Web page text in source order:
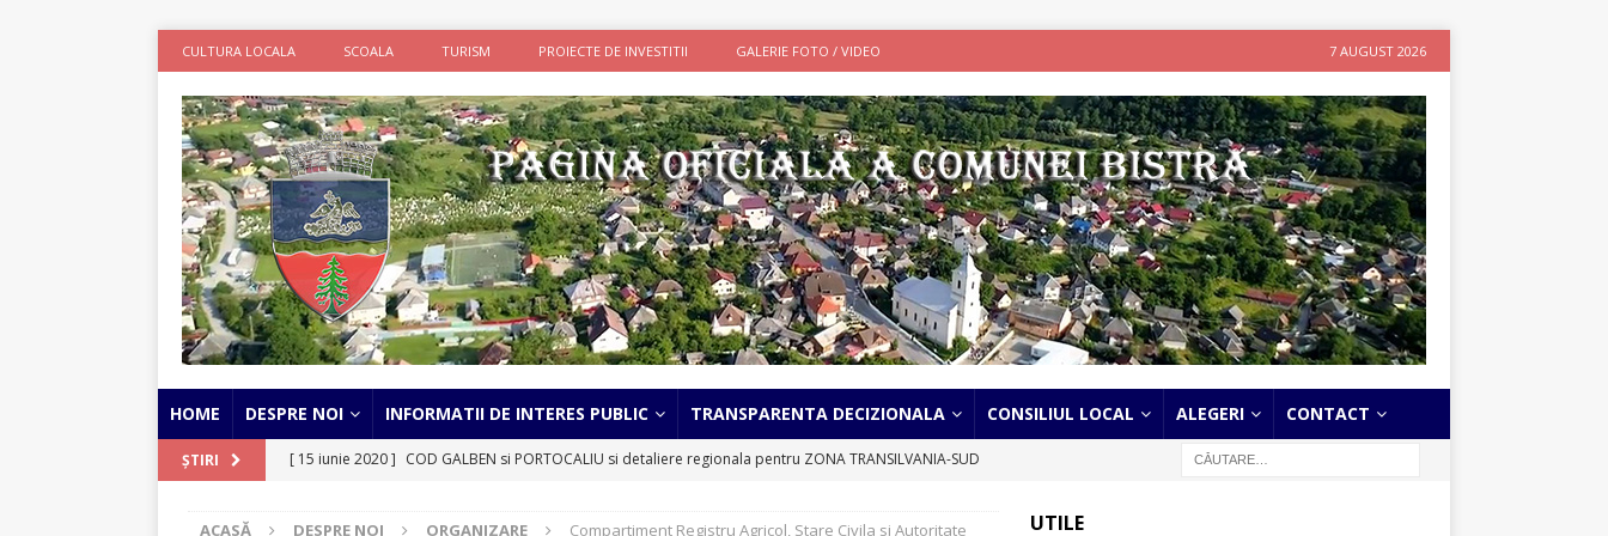
CULTURA LOCALA SCOALA TURISM PROIECTE DE INVESTITII GALERIE FOTO / VIDEO 7 AUGUST 2026
HOME DESPRE NOI INFORMATII DE INTERES PUBLIC TRANSPARENTA DECIZIONALA CONSILIUL LOCAL ALEGERI CONTACT
ȘTIRI [ 15 iunie 2020 ] COD GALBEN si PORTOCALIU si detaliere regionala pentru ZONA TRANSILVANIA-SUD
ACASĂ DESPRE NOI ORGANIZARE
Compartiment Registru Agricol, Stare Civila si Autoritate
UTILE